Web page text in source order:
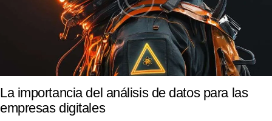
La importancia del análisis de datos para las
empresas digitales